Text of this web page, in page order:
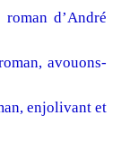
d’André
avouons-
enjolivant et